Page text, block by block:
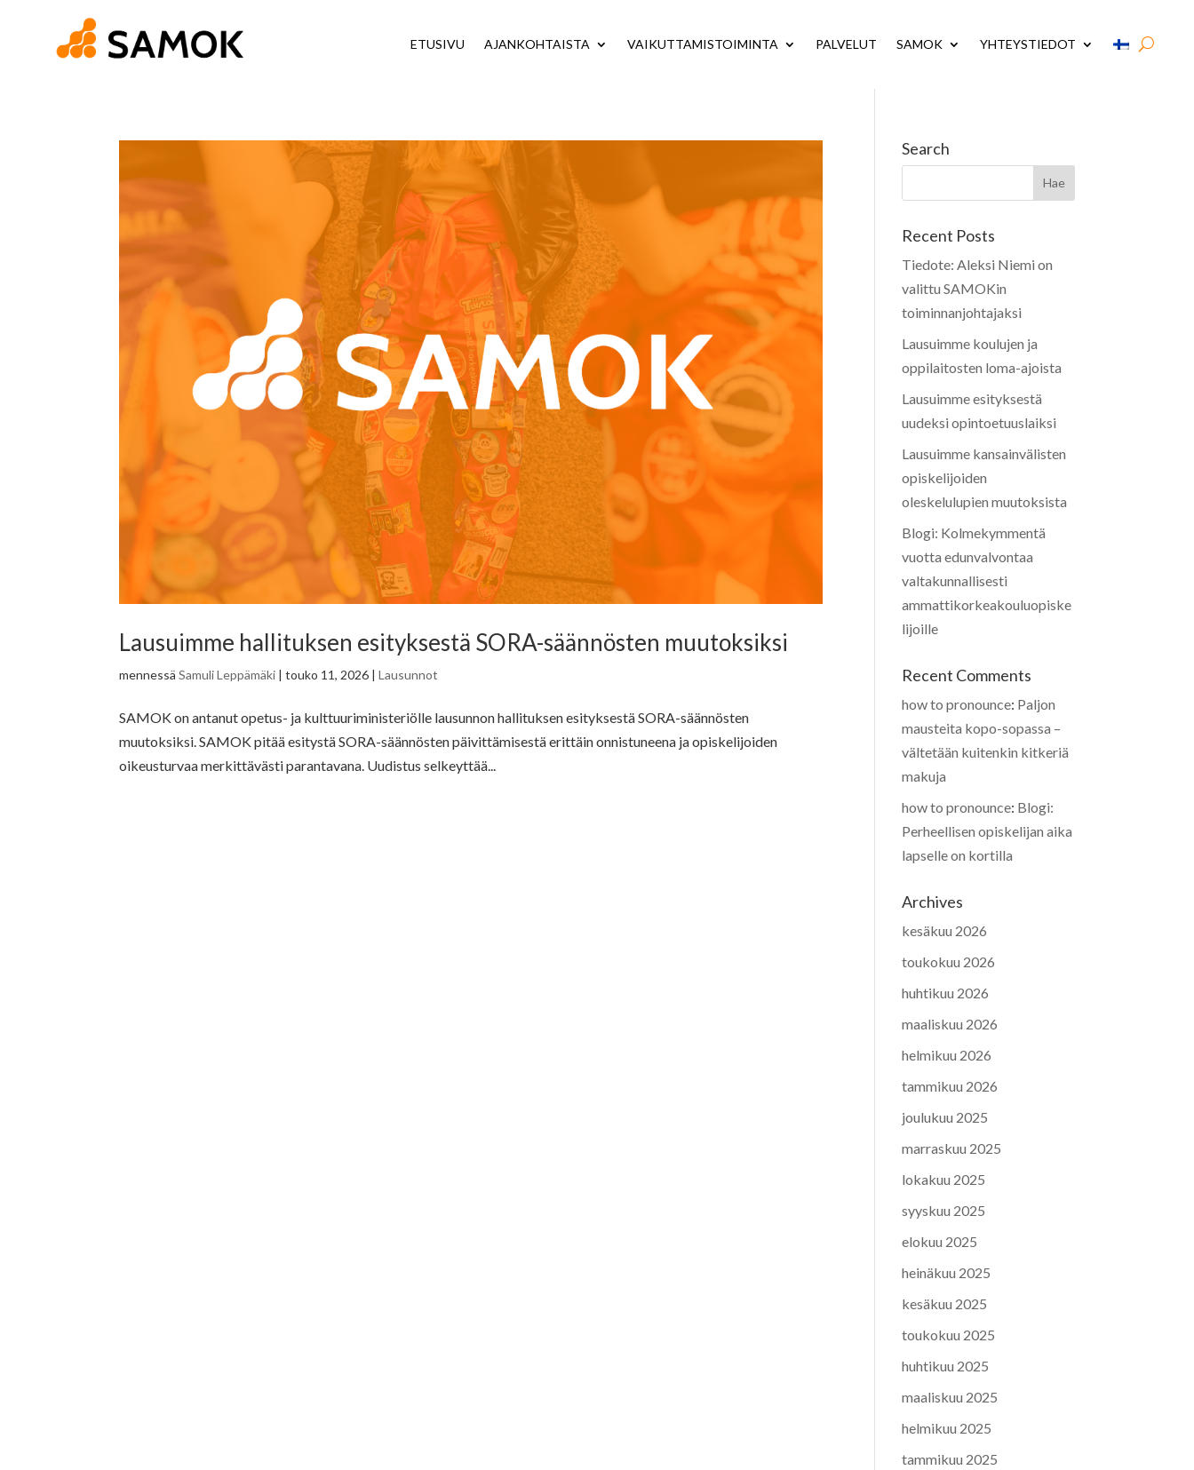
ETUSIVU AJANKOHTAISTA VAIKUTTAMISTOIMINTA PALVELUT SAMOK YHTEYSTIEDOT
Lausuimme hallituksen esityksestä SORA-säännösten muutoksiksi
mennessäSamuli Leppämäki |touko 11, 2026 |Lausunnot
SAMOK on antanut opetus- ja kulttuuriministeriölle lausunnon hallituksen esityksestä SORA-säännösten
muutoksiksi. SAMOK pitää esitystä SORA-säännösten päivittämisestä erittäin onnistuneena ja opiskelijoiden
oikeusturvaa merkittävästi parantavana. Uudistus selkeyttää...
Search
Recent Posts
Tiedote: Aleksi Niemi on
valittu SAMOKin
toiminnanjohtajaksi
Lausuimme koulujen ja
oppilaitosten loma-ajoista
Lausuimme esityksestä
uudeksi opintoetuuslaiksi
Lausuimme kansainvälisten
opiskelijoiden
oleskelulupien muutoksista
Blogi: Kolmekymmentä
vuotta edunvalvontaa
valtakunnallisesti
ammattikorkeakouluopiske
lijoille
Recent Comments
how to pronounce: Paljon
mausteita kopo-sopassa –
vältetään kuitenkin kitkeriä
makuja
how to pronounce: Blogi:
Perheellisen opiskelijan aika
lapselle on kortilla
Archives
kesäkuu 2026
toukokuu 2026
huhtikuu 2026
maaliskuu 2026
helmikuu 2026
tammikuu 2026
joulukuu 2025
marraskuu 2025
lokakuu 2025
syyskuu 2025
elokuu 2025
heinäkuu 2025
kesäkuu 2025
toukokuu 2025
huhtikuu 2025
maaliskuu 2025
helmikuu 2025
tammikuu 2025